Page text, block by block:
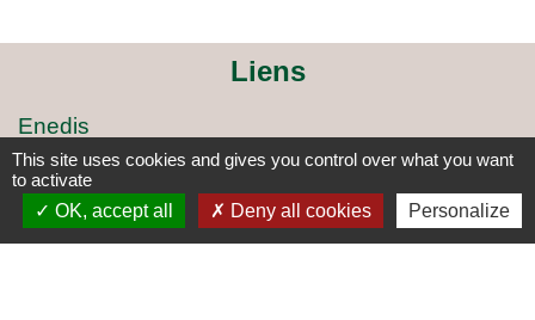
Liens
Enedis
Adresses des agences EDF
Logement séniors
Covoiturage
This site uses cookies and gives you control over what you want
to activate
OK, accept all
Deny all cookies Personalize